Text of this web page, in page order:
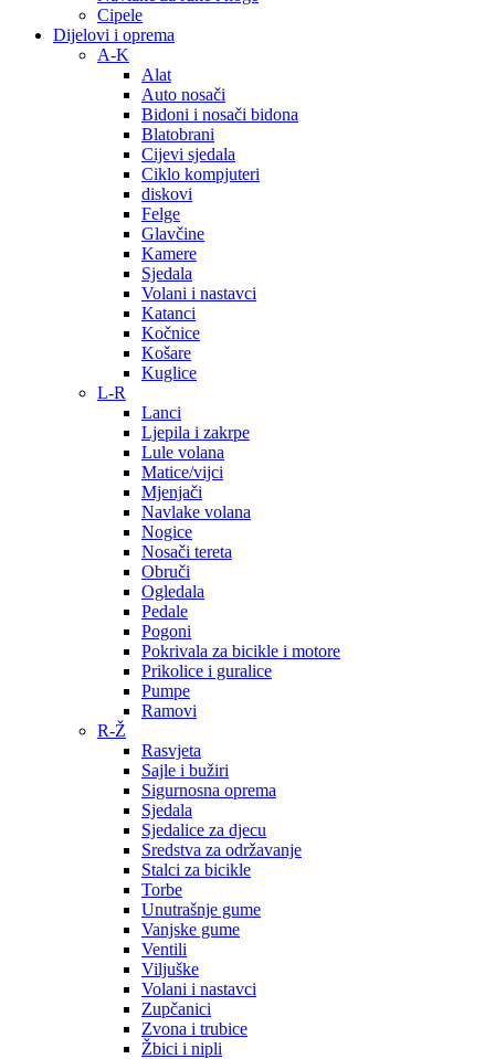
Cipele
Dijelovi i oprema
A-K
Alat
Auto nosači
Bidoni i nosači bidona
Blatobrani
Cijevi sjedala
Ciklo kompjuteri
diskovi
Felge
Glavčine
Kamere
Sjedala
Volani i nastavci
Katanci
Kočnice
Košare
Kuglice
L-R
Lanci
Ljepila i zakrpe
Lule volana
Matice/vijci
Mjenjači
Navlake volana
Nogice
Nosači tereta
Obruči
Ogledala
Pedale
Pogoni
Pokrivala za bicikle i motore
Prikolice i guralice
Pumpe
Ramovi
R-Ž
Rasvjeta
Sajle i bužiri
Sigurnosna oprema
Sjedala
Sjedalice za djecu
Sredstva za održavanje
Stalci za bicikle
Torbe
Unutrašnje gume
Vanjske gume
Ventili
Viljuške
Volani i nastavci
Zupčanici
Zvona i trubice
Žbici i nipli